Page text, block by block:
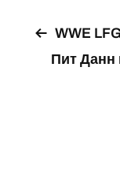
WWE
Пит Данн